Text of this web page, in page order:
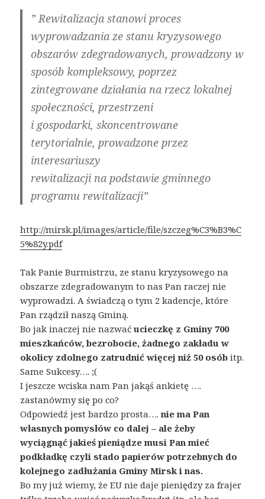
” Rewitalizacja stanowi proces
wyprowadzania ze stanu kryzysowego
obszarów zdegradowanych, prowadzony w
sposób kompleksowy, poprzez
zintegrowane działania na rzecz lokalnej
społeczności, przestrzeni
i gospodarki, skoncentrowane
terytorialnie, prowadzone przez
interesariuszy
rewitalizacji na podstawie gminnego
programu rewitalizacji”
http://mirsk.pl/images/article/file/szczeg%C3%B3%C
5%82y.pdf
Tak Panie Burmistrzu, ze stanu kryzysowego na
obszarze zdegradowanym to nas Pan raczej nie
wyprowadzi. A świadczą o tym 2 kadencje, które
Pan rządził naszą Gminą.
Bo jak inaczej nie nazwaćucieczkę z Gminy 700
mieszkańców, bezrobocie, żadnego zakładu w
okolicy zdolnego zatrudnić więcej niż 50 osób itp.
Same Sukcesy…. ;(
I jeszcze wciska nam Pan jakąś ankietę ….
zastanówmy się po co?
Odpowiedź jest bardzo prosta….nie ma Pan
własnych pomysłów co dalej – ale żeby
wyciągnąć jakieś pieniądze musi Pan mieć
podkładkę czyli stado papierów potrzebnych do
kolejnego zadłużania Gminy Mirsk i nas.
Bo my już wiemy, że EU nie daje pieniędzy za frajer